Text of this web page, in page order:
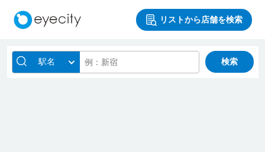
リストから店舗を検索
駅名 検索